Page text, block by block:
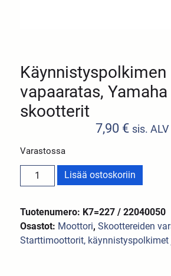
Käynnistyspolkimen
vapaaratas,
skootterit
7,90 € sis. ALV
Varastossa
Lisää ostoskoriin
Tuotenumero: K7=227 / 22040050
Osastot: Moottori,Skoottereiden
Starttimoottorit, käynnistyspolkimet